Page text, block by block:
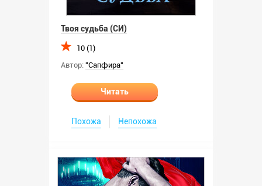
Твоя судьба (СИ)
10 (1)
Автор: "Сапфира"
Читать
Похожа Непохожа